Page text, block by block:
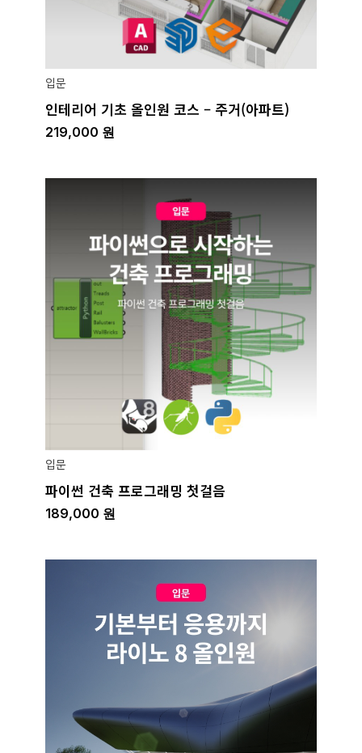
입문
인테리어 기초 올인원 코스 – 주거(아파트)
219,000 원
입문
파이썬 건축 프로그래밍 첫걸음
189,000 원